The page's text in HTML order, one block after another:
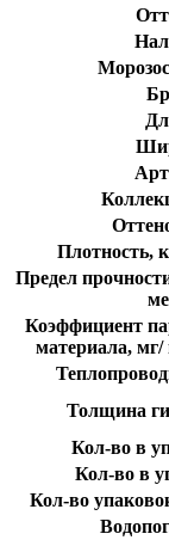
Плотность,
Предел
Коэффициент
материала, мг/
Толщина
Кол-во в
Кол-во в
Кол-во